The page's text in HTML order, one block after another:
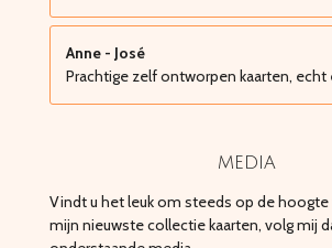
Anne - José
Prachtige zelf ontworpen kaarten, echt
media
Vindt u het leuk om steeds op de hoogte
mijn nieuwste collectie kaarten, volg mij